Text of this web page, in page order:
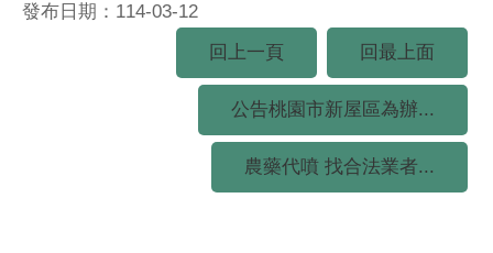
發布日期：114-03-12
回上一頁
回最上面
公告桃園市新屋區為辦...
農藥代噴 找合法業者...